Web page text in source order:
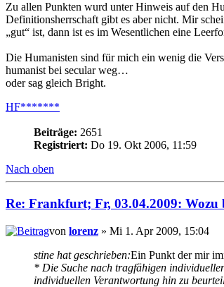
Zu allen Punkten wurd unter Hinweis auf den
Definitionsherrschaft gibt es aber nicht. Mir
„gut“ ist, dann ist es im Wesentlichen eine
Die Humanisten sind für mich ein wenig die
humanist bei secular weg…
oder sag gleich Bright.
HF*******
Beiträge: 2651
Registriert: Do 19. Okt 2006, 11:59
Nach oben
Re: Frankfurt; Fr, 03.04.2009: Wozu
von lorenz » Mi 1. Apr 2009, 15:04
stine hat geschrieben:Ein Punkt der mir
* Die Suche nach tragfähigen
individuellen Verantwortung hin zu